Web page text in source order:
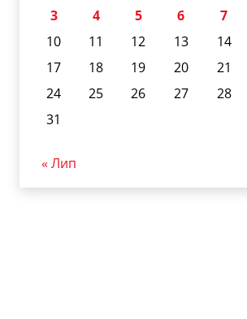
3
4 5 6 7
10
11 12 13 14
17
18 19 20 21
24
25 26 27 28
31
« Лип